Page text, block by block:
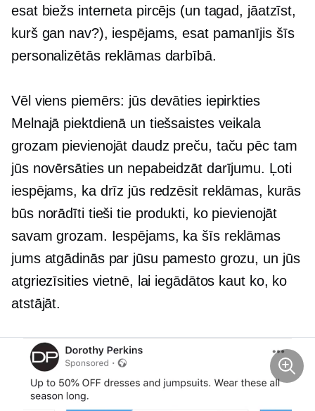
esat biežs interneta pircējs (un tagad, jāatzīst,
kurš gan nav?), iespējams, esat pamanījis šīs
personalizētās reklāmas darbībā.
Vēl viens piemērs: jūs devāties iepirkties
Melnajā piektdienā un tiešsaistes veikala
grozam pievienojāt daudz preču, taču pēc tam
jūs novērsāties un nepabeidzāt darījumu. Ļoti
iespējams, ka drīz jūs redzēsit reklāmas, kurās
būs norādīti tieši tie produkti, ko pievienojāt
savam grozam. Iespējams, ka šīs reklāmas
jums atgādinās par jūsu pamesto grozu, un jūs
atgriezīsities vietnē, lai iegādātos kaut ko, ko
atstājāt.